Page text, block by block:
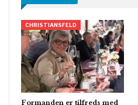
CHRISTIANSFELD
Formanden er tilfreds med